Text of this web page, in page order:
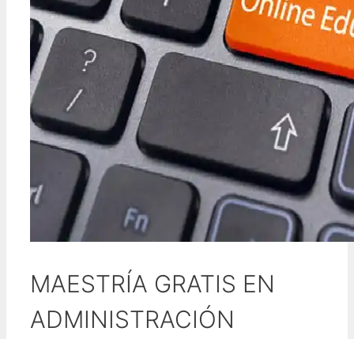
MAESTRÍA GRATIS EN
ADMINISTRACIÓN